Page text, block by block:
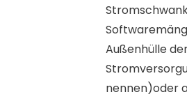
Außenhülle
nennen)oder